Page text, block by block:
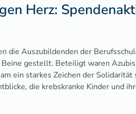
Herz:
die Auszubildenden der
gestellt. Beteiligt waren
ein starkes Zeichen der Solidarität
die krebskranke Kinder und